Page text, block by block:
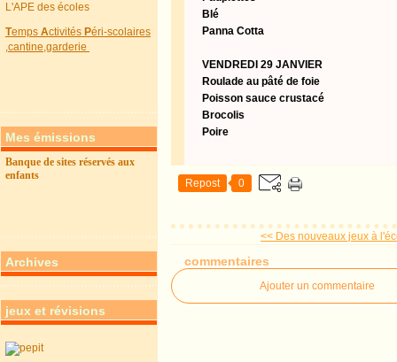
L'APE des écoles
TempsActivitésPéri-scolaires
,cantine,garderie
Mes émissions
Banque de sites réservés aux
enfants
Archives
jeux et révisions
Blé
Panna Cotta
VENDREDI 29 JANVIER
Roulade au pâté de foie
Poisson sauce crustacé
Brocolis
Poire
Repost 0
<< Des nouveaux jeux à
commentaires
Ajouter un commentaire